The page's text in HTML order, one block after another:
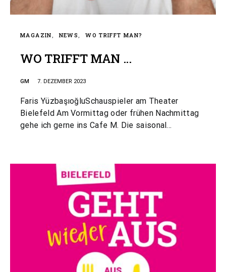
MAGAZIN NEWS WO TRIFFT MAN?
WO TRIFFT MAN …
GM 7. DEZEMBER 2023
Faris YüzbaşıoğluSchauspieler am Theater
Bielefeld Am Vormittag oder frühen Nachmittag
gehe ich gerne ins Cafe M. Die saisonal…